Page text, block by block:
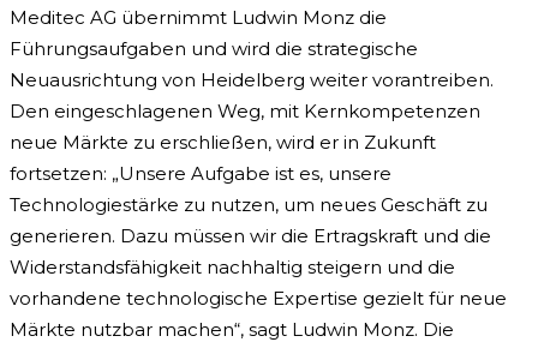
Meditec AG übernimmt Ludwin Monz die
Führungsaufgaben und wird die strategische
Neuausrichtung von Heidelberg weiter vorantreiben.
Den eingeschlagenen Weg, mit Kernkompetenzen
neue Märkte zu erschließen, wird er in Zukunft
fortsetzen: „Unsere Aufgabe ist es, unsere
Technologiestärke zu nutzen, um neues Geschäft zu
generieren. Dazu müssen wir die Ertragskraft und die
Widerstandsfähigkeit nachhaltig steigern und die
vorhandene technologische Expertise gezielt für neue
Märkte nutzbar machen“, sagt Ludwin Monz. Die